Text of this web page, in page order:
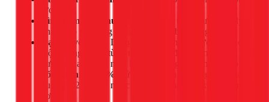
tương lai.
Tìm điểm thoát nước:
Chọn điểm thoát nước hợp lý
nhất (hộp gen, ống thoát nước sàn, ban công,...)
Vạch tuyến ống:
Dùng máy laser hoặc thước để vạch
một đường thẳng từ vị trí dàn lạnh đến điểm thoát
nước. Quan trọng nhất là đường ống này phải có
dốc tối thiểu 1-2%
(cứ 1 mét chiều dài, ống phải thấp
xuống 1-2 cm) để nước có thể tự chảy mà không cần
bơm.